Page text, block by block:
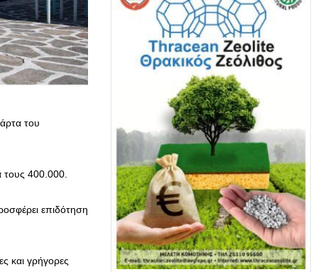
του
τους 400.000.
επιδότηση
και γρήγορες